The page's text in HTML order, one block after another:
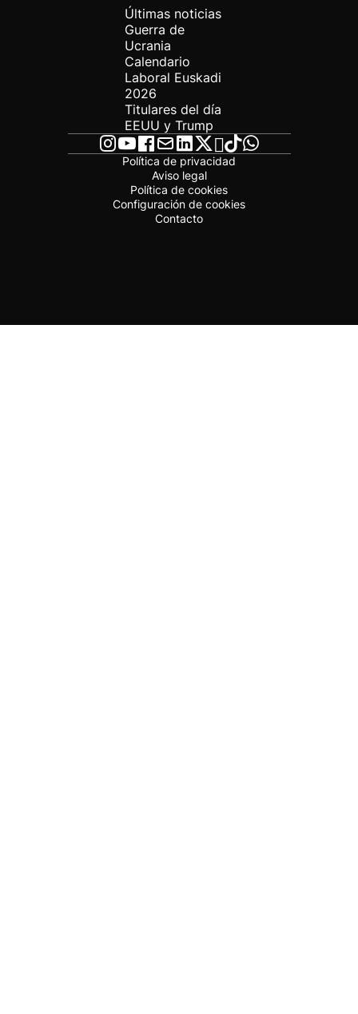
Últimas noticias
Guerra de
Ucrania
Calendario
Laboral Euskadi
2026
Titulares del día
EEUU y Trump
Política de privacidad
Aviso legal
Política de cookies
Configuración de cookies
Contacto